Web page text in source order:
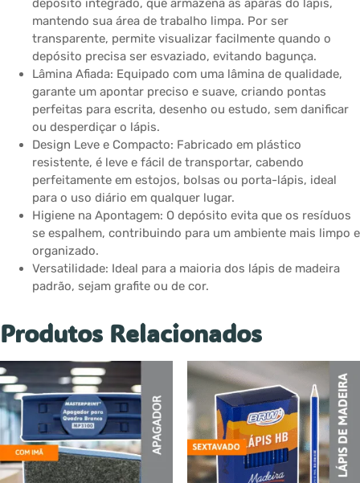
depósito integrado, que armazena as aparas do lápis,
mantendo sua área de trabalho limpa. Por ser
transparente, permite visualizar facilmente quando o
depósito precisa ser esvaziado, evitando bagunça.
Lâmina Afiada: Equipado com uma lâmina de qualidade,
garante um apontar preciso e suave, criando pontas
perfeitas para escrita, desenho ou estudo, sem danificar
ou desperdiçar o lápis.
Design Leve e Compacto: Fabricado em plástico
resistente, é leve e fácil de transportar, cabendo
perfeitamente em estojos, bolsas ou porta-lápis, ideal
para o uso diário em qualquer lugar.
Higiene na Apontagem: O depósito evita que os resíduos
se espalhem, contribuindo para um ambiente mais limpo e
organizado.
Versatilidade: Ideal para a maioria dos lápis de madeira
padrão, sejam grafite ou de cor.
Produtos Relacionados